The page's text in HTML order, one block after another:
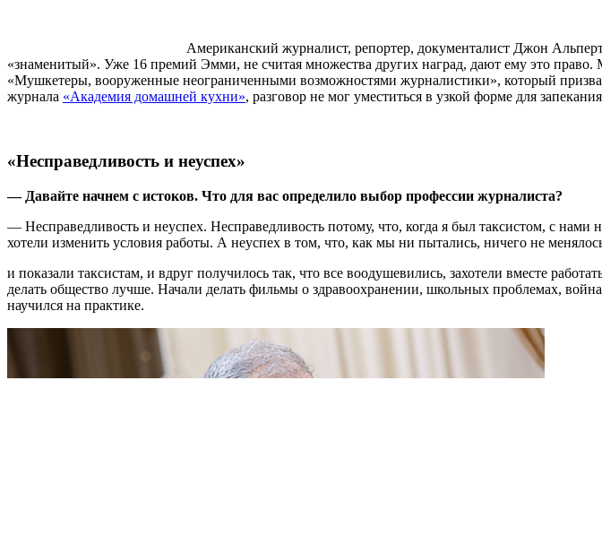
Американский журналист, репортер, документалист Джон
«знаменитый». Уже 16 премий Эмми, не считая множества других наград, дают ему это
«Мушкетеры, вооруженные неограниченными возможностями журналистики», который
журнала «Академия домашней кухни», разговор не мог уместиться в узкой форме для
«Несправедливость и неуспех»
— Давайте начнем с истоков. Что для вас определило выбор профессии журналиста?
— Несправедливость и неуспех. Несправедливость потому, что, когда я был таксистом, с
хотели изменить условия работы. А неуспех в том, что, как мы ни пытались, ничего не
и показали таксистам, и вдруг получилось так, что все воодушевились, захотели вместе
делать общество лучше. Начали делать фильмы о здравоохранении, школьных проблемах,
научился на практике.